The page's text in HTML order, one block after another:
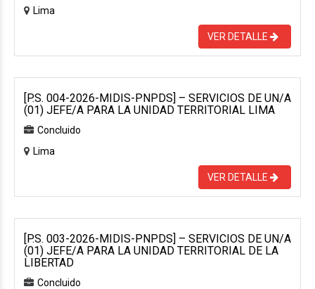
Lima
VER DETALLE
[P.S. 004-2026-MIDIS-PNPDS] – SERVICIOS DE UN/A
(01) JEFE/A PARA LA UNIDAD TERRITORIAL LIMA
Concluido
Lima
VER DETALLE
[P.S. 003-2026-MIDIS-PNPDS] – SERVICIOS DE UN/A
(01) JEFE/A PARA LA UNIDAD TERRITORIAL DE LA
LIBERTAD
Concluido